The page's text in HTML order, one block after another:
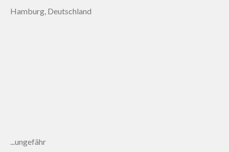
Hamburg, Deutschland
...ungefähr